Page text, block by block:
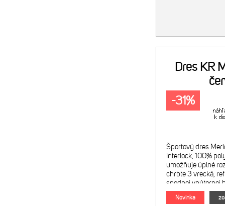
Dres KR
Športový dres
Interlock, 100%
umožňuje úplné
chrbte 3 vrecká,
spodnej vnútornej
pásik - farebné
Obrázok je ilust
Novinka
-31%